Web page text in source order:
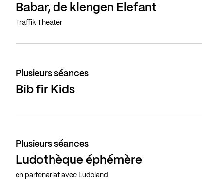
Babar, de klengen Elefant
Traffik Theater
Plusieurs séances
Bib fir Kids
Plusieurs séances
Ludothèque éphémère
en partenariat avec Ludoland